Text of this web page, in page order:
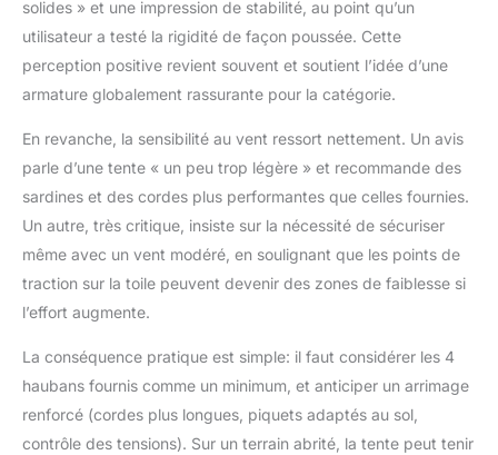
mètres de large, elle
peut accueillir jusqu'à
30 personnes en
repas ou une fête, c'est
le meilleur choix pour
les tentes de réception,
les tentes de mariage,
les tentes de jardin. Si
vous avez besoin de
n'importe quel P
solides » et une impression de stabilité, au point qu’un
utilisateur a testé la rigidité de façon poussée. Cette
perception positive revient souvent et soutient l’idée d’une
armature globalement rassurante pour la catégorie.
En revanche, la sensibilité au vent ressort nettement. Un avis
parle d’une tente « un peu trop légère » et recommande des
sardines et des cordes plus performantes que celles fournies.
Un autre, très critique, insiste sur la nécessité de sécuriser
même avec un vent modéré, en soulignant que les points de
traction sur la toile peuvent devenir des zones de faiblesse si
l’effort augmente.
La conséquence pratique est simple: il faut considérer les 4
haubans fournis comme un minimum, et anticiper un arrimage
renforcé (cordes plus longues, piquets adaptés au sol,
contrôle des tensions). Sur un terrain abrité, la tente peut tenir